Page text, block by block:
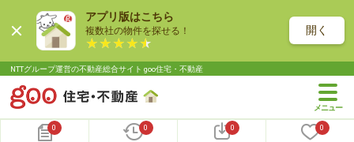
アプリ版はこちら
複数社の物件を探せる！ 開く
NTTグループ運営の不動産総合サイト goo住宅・不動産
0 0 0 0